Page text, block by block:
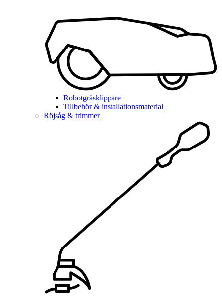
Robotgräsklippare
Tillbehör & installationsmaterial
Röjsåg & trimmer